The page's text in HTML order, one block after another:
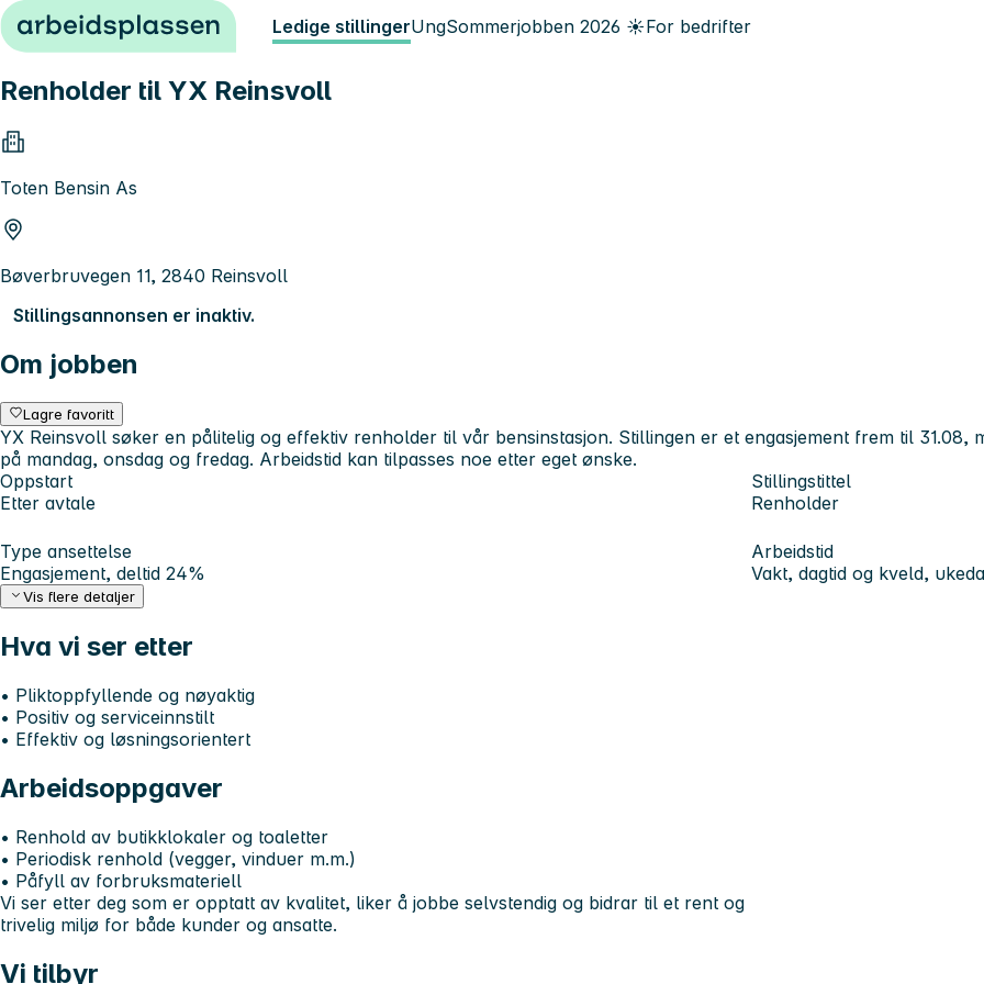
Hopp til innhold Ledige stillingerUngSommerjobben 2026 ☀️For bedrifter
Renholder til YX Reinsvoll
Toten Bensin As
Bøverbruvegen 11, 2840 Reinsvoll
Stillingsannonsen er inaktiv.
Om jobben
Lagre favoritt
YX Reinsvoll søker en pålitelig og effektiv renholder til vår bensinstasjon. Stillingen er et engasjement frem til
på mandag, onsdag og fredag. Arbeidstid kan tilpasses noe etter eget ønske.
Oppstart
Etter avtale
Stillingstittel
Renholder
Type ansettelse
Engasjement, deltid 24%
Arbeidstid
Vakt, dagtid og kveld,
Vis flere detaljer
Hva vi ser etter
• Pliktoppfyllende og nøyaktig
• Positiv og serviceinnstilt
• Effektiv og løsningsorientert
Arbeidsoppgaver
• Renhold av butikklokaler og toaletter
• Periodisk renhold (vegger, vinduer m.m.)
• Påfyll av forbruksmateriell
Vi ser etter deg som er opptatt av kvalitet, liker å jobbe selvstendig og bidrar til et rent og
trivelig miljø for både kunder og ansatte.
Vi tilbyr